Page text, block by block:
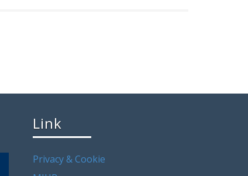
Link
Privacy & Cookie